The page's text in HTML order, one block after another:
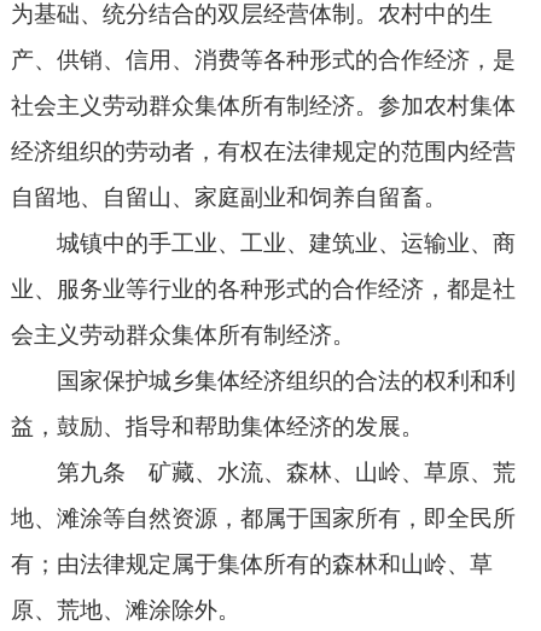
为基础、统分结合的双层经营体制。农村中的生
产、供销、信用、消费等各种形式的合作经济，是
社会主义劳动群众集体所有制经济。参加农村集体
经济组织的劳动者，有权在法律规定的范围内经营
自留地、自留山、家庭副业和饲养自留畜。
城镇中的手工业、工业、建筑业、运输业、商
业、服务业等行业的各种形式的合作经济，都是社
会主义劳动群众集体所有制经济。
国家保护城乡集体经济组织的合法的权利和利
益，鼓励、指导和帮助集体经济的发展。
第九条 矿藏、水流、森林、山岭、草原、荒
地、滩涂等自然资源，都属于国家所有，即全民所
有；由法律规定属于集体所有的森林和山岭、草
原、荒地、滩涂除外。